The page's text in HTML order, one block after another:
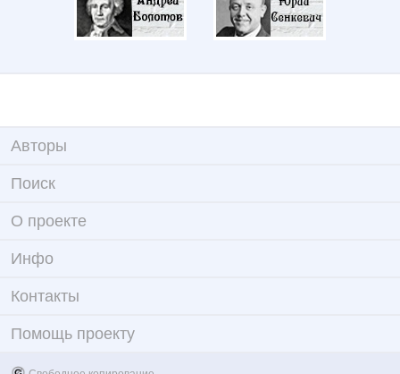
Авторы
Поиск
О проекте
Инфо
Контакты
Помощь проекту